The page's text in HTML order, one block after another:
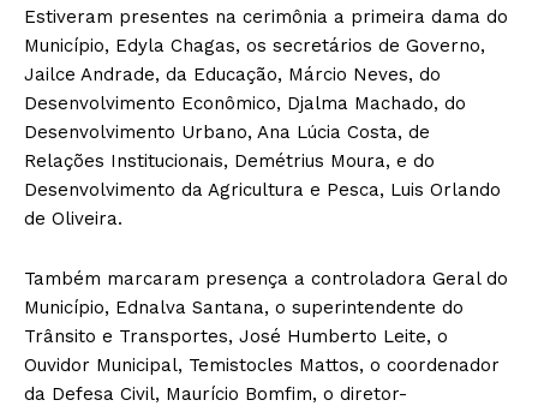
Estiveram presentes na cerimônia a primeira dama do
Município, Edyla Chagas, os secretários de Governo,
Jailce Andrade, da Educação, Márcio Neves, do
Desenvolvimento Econômico, Djalma Machado, do
Desenvolvimento Urbano, Ana Lúcia Costa, de
Relações Institucionais, Demétrius Moura, e do
Desenvolvimento da Agricultura e Pesca, Luis Orlando
de Oliveira.
Também marcaram presença a controladora Geral do
Município, Ednalva Santana, o superintendente do
Trânsito e Transportes, José Humberto Leite, o
Ouvidor Municipal, Temistocles Mattos, o coordenador
da Defesa Civil, Maurício Bomfim, o diretor-